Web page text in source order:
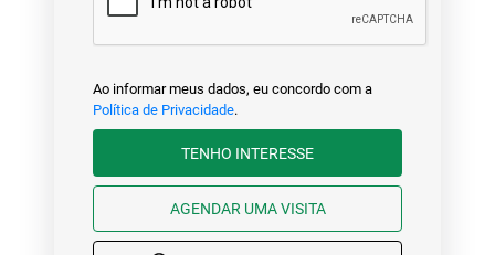
Ao informar meus dados, eu concordo com a
Política de Privacidade.
TENHO INTERESSE
AGENDAR UMA VISITA